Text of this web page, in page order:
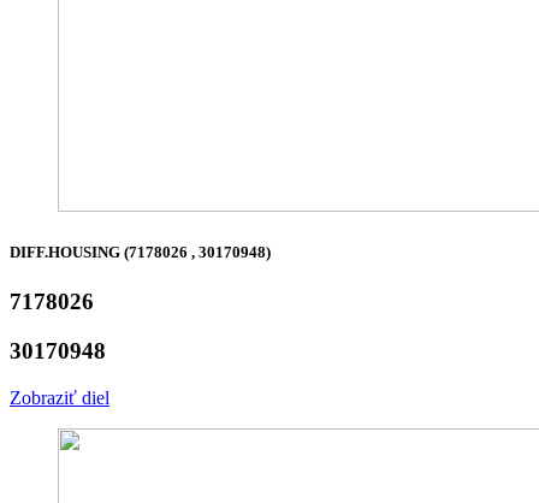
DIFF.HOUSING (7178026 , 30170948)
7178026
30170948
Zobraziť diel